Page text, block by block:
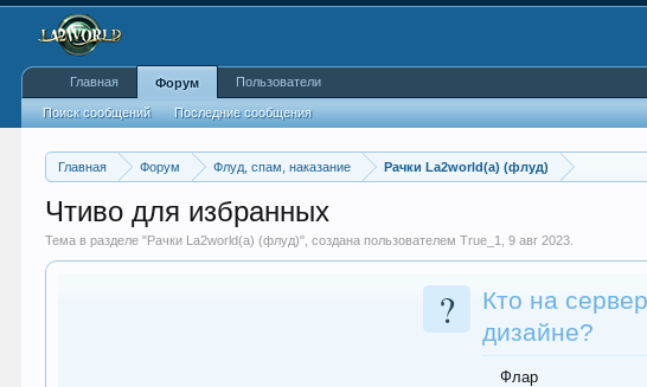
Главная Форум Флуд, спам, наказание Рачки La2world(a) (флуд)
Чтиво для избранных
Тема в разделе "Рачки La2world(a) (флуд)", создана пользователемTrue_1 ,9 авг 2023
?
Кто на
дизайне?
Флар
Главная Форум
Поиск сообщений Последние сообщения
Пользователи